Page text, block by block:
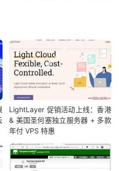
LightLayer 促销活动上线：香港
& 美国圣何塞独立服务器 + 多款
年付 VPS 特惠